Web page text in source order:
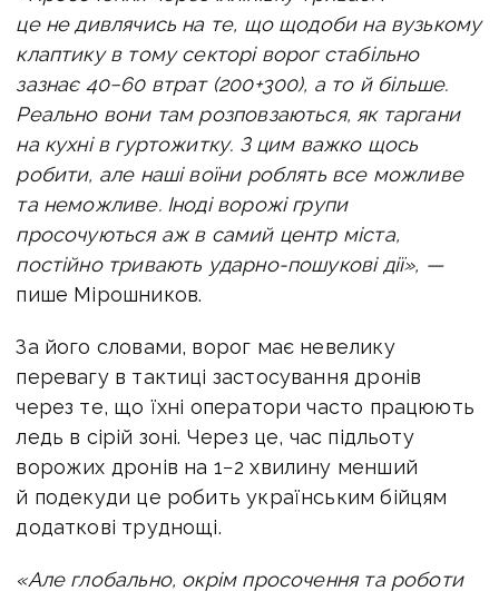
це не дивлячись на те, що щодоби на вузькому
клаптику в тому секторі ворог стабільно
зазнає 40−60 втрат (200+300), а то й більше.
Реально вони там розповзаються, як таргани
на кухні в гуртожитку. З цим важко щось
робити, але наші воїни роблять все можливе
та неможливе. Іноді ворожі групи
просочуються аж в самий центр міста,
постійно тривають ударно-пошукові дії», —
пише Мірошников.
За його словами, ворог має невелику
перевагу в тактиці застосування дронів
через те, що їхні оператори часто працюють
ледь в сірій зоні. Через це, час підльоту
ворожих дронів на 1−2 хвилину менший
й подекуди це робить українським бійцям
додаткові труднощі.
«Але глобально, окрім просочення та роботи